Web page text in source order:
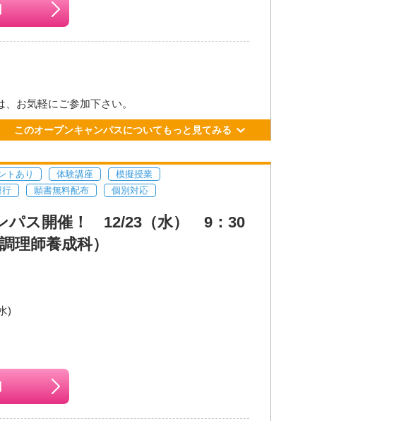
い。
関・最寄り駅
桜町バスターミナル21番乗り場 川尻、宇土、松橋
世安町」バス停下⾞、徒歩約3分
い。
お気軽にご参加下さい。
このオープンキャンパスについてもっと見てみる
トあり 体験講座
模擬授業
行 願書無料配布 個別対応
パス開催！ 12/23（水） 9：30
師養成科）
)